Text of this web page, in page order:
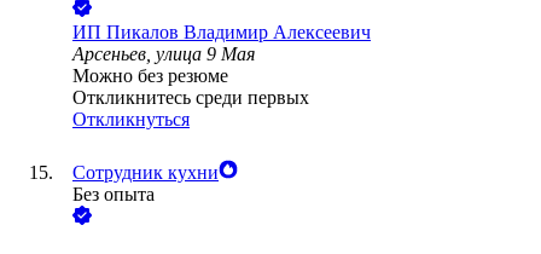
ИП Пикалов Владимир Алексеевич
Арсеньев, улица 9 Мая
Можно без резюме
Откликнитесь среди первых
Откликнуться
Сотрудник кухни
Без опыта